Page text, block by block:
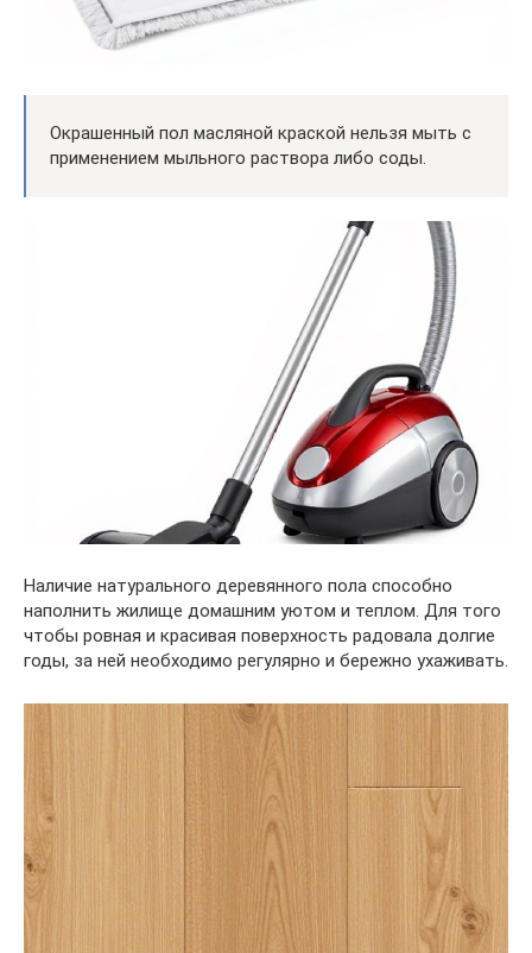
Окрашенный пол масляной краской нельзя мыть с
применением мыльного раствора либо соды.
Наличие натурального деревянного пола способно
наполнить жилище домашним уютом и теплом. Для того
чтобы ровная и красивая поверхность радовала долгие
годы, за ней необходимо регулярно и бережно ухаживать.